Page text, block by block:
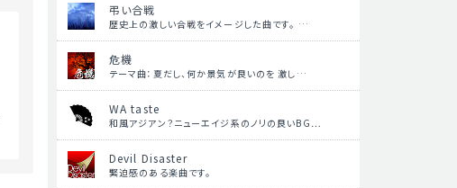
弔い合戦
歴史上の激しい合戦をイメージした曲です。 …
危機
テーマ曲：夏だし、何か景気が良いのを 激し…
WA taste
和風アジアン？ニューエイジ系のノリの良いBG…
Devil Disaster
緊迫感のある楽曲です。